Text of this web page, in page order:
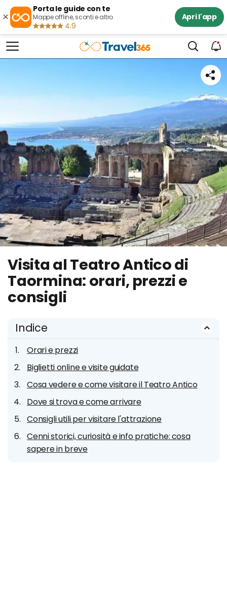
×
Porta le guide con te
Mappe offline, sconti e altro
4.9
Apri l'app
Visita al Teatro Antico di
Taormina: orari, prezzi e
consigli
Indice
Orari e prezzi
Biglietti online e visite guidate
Cosa vedere e come visitare il Teatro Antico
Dove si trova e come arrivare
Consigli utili per visitare l'attrazione
Cenni storici, curiosità e info pratiche: cosa
sapere in breve